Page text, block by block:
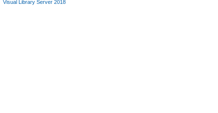
Visual Library Server 2018